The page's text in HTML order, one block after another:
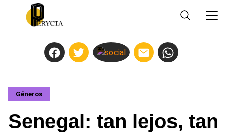
Géneros
Senegal: tan lejos, tan